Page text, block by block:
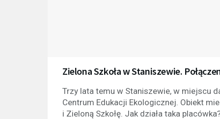
Zielona Szkoła w Staniszewie.
Trzy lata temu w Staniszewie, w miejscu
Centrum Edukacji Ekologicznej. Obiekt
i Zieloną Szkołę. Jak działa taka